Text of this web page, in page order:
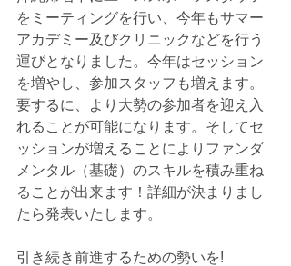
をミーティングを行い、今年もサマー
アカデミー及びクリニックなどを行う
運びとなりました。今年はセッション
を増やし、参加スタッフも増えます。
要するに、より大勢の参加者を迎え入
れることが可能になります。そしてセ
ッションが増えることによりファンダ
メンタル（基礎）のスキルを積み重ね
ることが出来ます！詳細が決まりまし
たら発表いたします。
引き続き前進するための勢いを!